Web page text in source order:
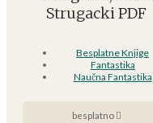
Strugacki PDF
Besplatne Knjige
Fantastika
Naučna Fantastika
besplatno